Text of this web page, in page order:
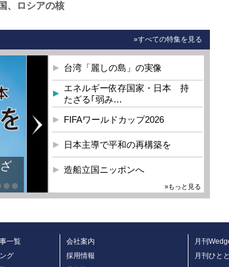
、ロシアの核
»すべての特集を見る
台湾「麗しの島」の実像
エネルギー依存国家・日本 持
たざる｢弱み…
FIFAワールドカップ2026
日本主導で平和の再構築を
造船立国ニッポンへ
»もっと見る
一覧
グ
会社案内
採用情報
月刊
月刊ひと